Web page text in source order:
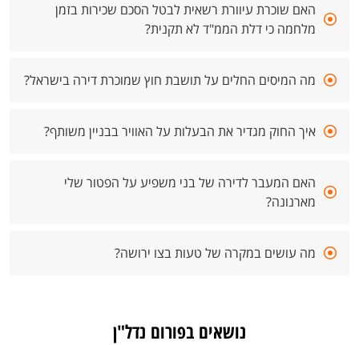
האם שוכרת עיוורת רשאית לבטל הסכם שכירות בזמן
מלחמה כי דלת הממ"ד לא תקנית?
מה המיסים החלים על תושבת חוץ שמוכרת דירה בישראל?
איך החוק מגדיר את הבעלות על האוויר בבניין משותף?
האם המעבר לדירה של בני משפיע על הפטור שלי
מארנונה?
מה עושים במקרה של טעות בצו ירושה?
נושאים בפורום נדל"ן